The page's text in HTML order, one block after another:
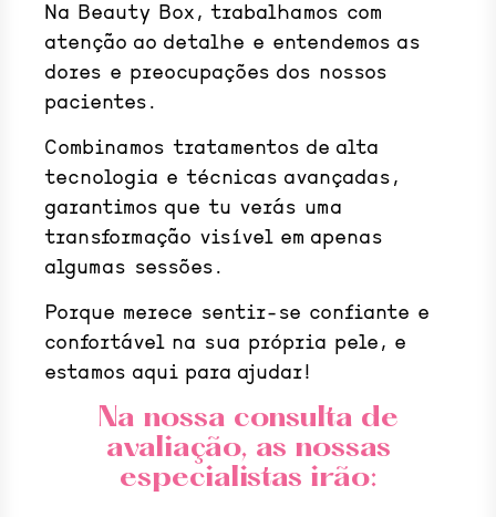
Na Beauty Box, trabalhamos com
atenção ao detalhe e entendemos as
dores e preocupações dos nossos
pacientes.
Combinamos tratamentos de alta
tecnologia e técnicas avançadas,
garantimos que tu verás uma
transformação visível em apenas
algumas sessões.
Porque merece sentir-se confiante e
confortável na sua própria pele, e
estamos aqui para ajudar!
Na nossa consulta de
avaliação, as nossas
especialistas irão: